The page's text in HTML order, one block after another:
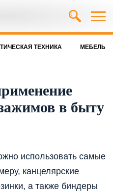
ТЕХНИКА МЕБЕЛЬ
в быту
использовать самые
канцелярские
а также биндеры